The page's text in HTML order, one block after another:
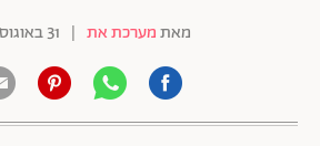
מאתמערכת את | 31 באוגוסט 2016